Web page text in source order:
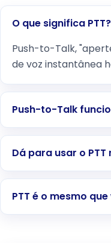
O que significa PTT?
Push-to-Talk,
de voz instantânea
Push-to-Talk
Dá para usar o
PTT é o mesmo